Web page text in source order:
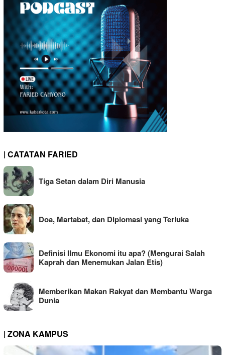
| CATATAN FARIED
Tiga Setan dalam Diri Manusia
Doa, Martabat, dan Diplomasi yang Terluka
Definisi Ilmu Ekonomi itu apa? (Mengurai Salah
Kaprah dan Menemukan Jalan Etis)
Memberikan Makan Rakyat dan Membantu Warga
Dunia
| ZONA KAMPUS